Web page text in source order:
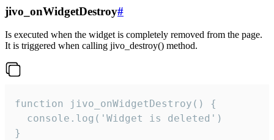
jivo_onWidgetDestroy#
Is executed when the widget is completely removed from the page.
It is triggered when calling jivo_destroy() method.
function jivo_onWidgetDestroy() {
  console.log('Widget is deleted')
}